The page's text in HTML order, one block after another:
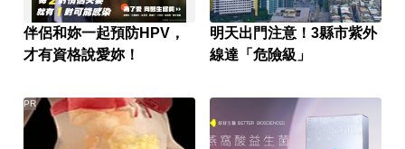
伴侶和妳一起預防HPV，
才有資格說愛妳！
明天出門注意！3縣市紫外
線達「危險級」
PR